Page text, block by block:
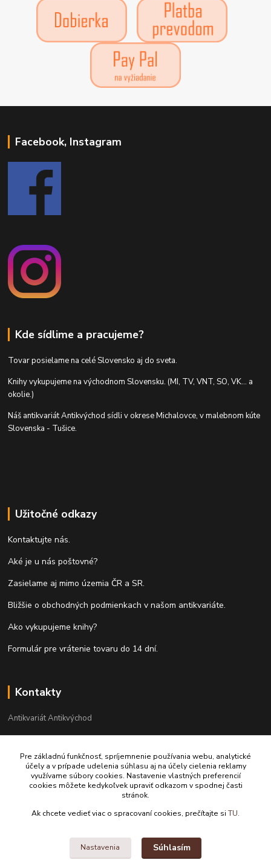
Facebook, Instagram
Kde sídlime a pracujeme?
Tovar posielame na celé Slovensko aj do sveta.
Knihy vykupujeme na východnom Slovensku. (MI, TV, VNT, SO, VK... a
okolie.)
Náš antikvariát Antikvýchod sídli v okrese Michalovce, v malebnom kúte
Slovenska - Tušice.
Užitočné odkazy
Kontaktujte nás.
Aké je u nás poštovné?
Zasielame aj mimo územia ČR a SR.
Bližšie o obchodných podmienkach v našom antikvariáte.
Ako vykupujeme knihy?
Formulár pre vrátenie tovaru do 14 dní.
Kontakty
Antikvariát Antikvýchod
antikvariat@antikvychod.sk
Pre základnú funkčnosť, spríjemnenie používania webu, analytické
účely a v prípade udelenia súhlasu aj na účely cielenia reklamy
využívame súbory cookies. Nastavenie vlastných preferencií
cookies môžete kedykoľvek upraviť odkazom v spodnej časti
stránok.
Ak chcete vedieť viac o spracovaní cookies, prečítajte siTU.
Nastavenia Súhlasím